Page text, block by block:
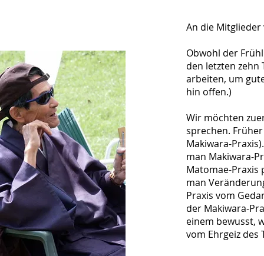
An die Mitglieder
Obwohl der
den letzten zehn
arbeiten, um
hin offen.)
Wir möchten
sprechen.
Makiwara-
man Makiwara-
Matomae-Praxis
man
Praxis vom
der Makiwara-
einem bewusst,
vom Ehrgeiz des